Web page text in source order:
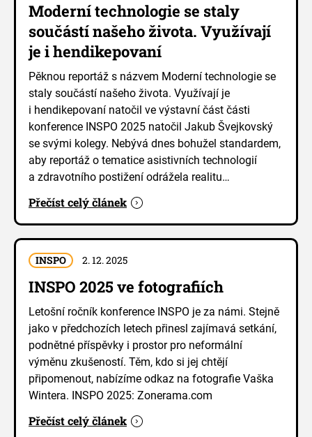
Moderní technologie se staly
součástí našeho života. Využívají
je i hendikepovaní
Pěknou reportáž s názvem Moderní technologie se
staly součástí našeho života. Využívají je
i hendikepovaní natočil ve výstavní část části
konference INSPO 2025 natočil Jakub Švejkovský
se svými kolegy. Nebývá dnes bohužel standardem,
aby reportáž o tematice asistivních technologií
a zdravotního postižení odrážela realitu…
Přečíst celý článek
INSPO 2. 12. 2025
INSPO 2025 ve fotografiích
Letošní ročník konference INSPO je za námi. Stejně
jako v předchozích letech přinesl zajímavá setkání,
podnětné příspěvky i prostor pro neformální
výměnu zkušeností. Těm, kdo si jej chtějí
připomenout, nabízíme odkaz na fotografie Vaška
Wintera. INSPO 2025: Zonerama.com
Přečíst celý článek